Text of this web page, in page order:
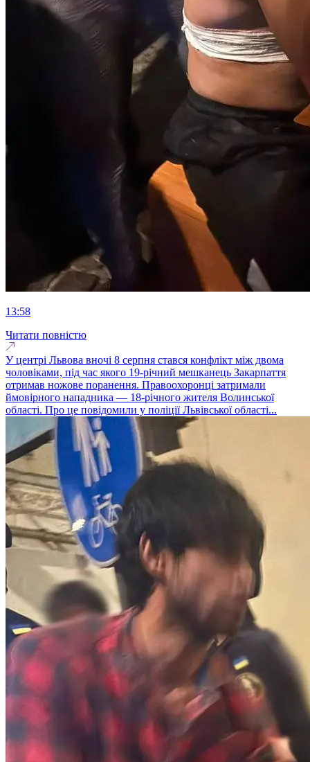
13:58
Читати повністю
У центрі Львова вночі 8 серпня стався конфлікт між двома
чоловіками, під час якого 19-річний мешканець Закарпаття
отримав ножове поранення. Правоохоронці затримали
ймовірного нападника — 18-річного жителя Волинської
області. Про це повідомили у поліції Львівської області...